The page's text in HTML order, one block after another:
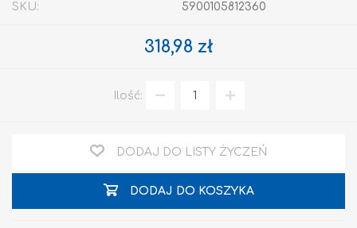
SKU: 5900105812360
318,98 zł
Ilość:
DODAJ DO LISTY ŻYCZEŃ
DODAJ DO KOSZYKA